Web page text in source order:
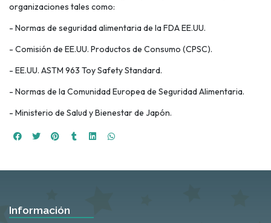
organizaciones tales como:
- Normas de seguridad alimentaria de la FDA EE.UU.
- Comisión de EE.UU. Productos de Consumo (CPSC).
- EE.UU. ASTM 963 Toy Safety Standard.
- Normas de la Comunidad Europea de Seguridad Alimentaria.
- Ministerio de Salud y Bienestar de Japón.
Información